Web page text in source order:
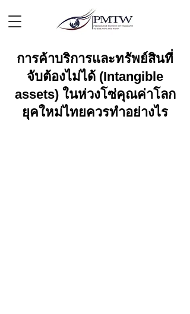
การค้าบริการและทรัพย์สินที่
จับต้องไม่ได้ (Intangible
assets) ในห่วงโซ่คุณค่าโลก
ยุคใหม่ไทยควรทำอย่างไร